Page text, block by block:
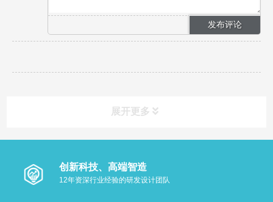
展开更多
创新科技、高端智造
12年资深行业经验的研发设计团队